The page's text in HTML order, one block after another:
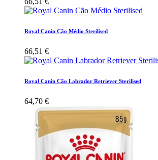
Royal Canin Cão Médio Sterilised
66,51 €
Royal Canin Cão Labrador Retriever Sterilised
64,70 €